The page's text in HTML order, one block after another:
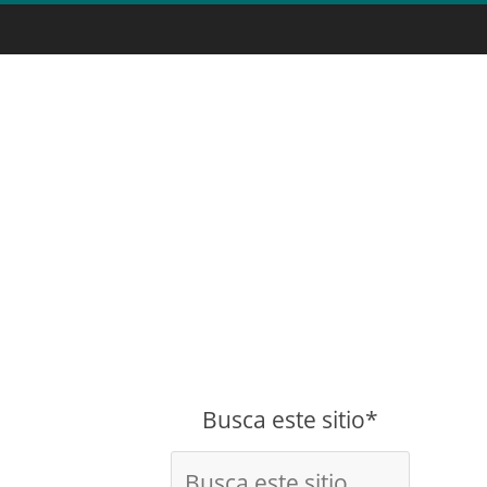
Busca este sitio*